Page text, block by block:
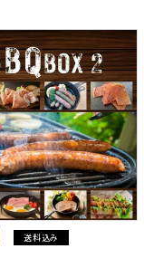
送料込み